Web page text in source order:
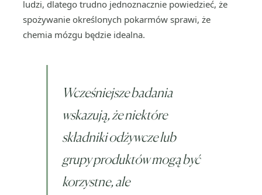
ludzi, dlatego trudno jednoznacznie powiedzieć, że
spożywanie określonych pokarmów sprawi, że
chemia mózgu będzie idealna.
Wcześniejsze badania
wskazują, że niektóre
składniki odżywcze lub
grupy produktów mogą być
korzystne, ale